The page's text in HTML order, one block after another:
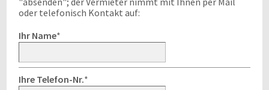
oder telefonisch Kontakt auf:
Ihr Name*
Ihre Telefon-Nr.*